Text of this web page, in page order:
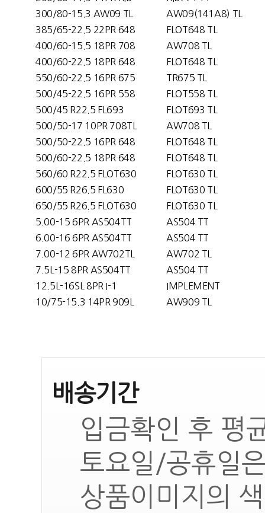
300/80-15.3 AW09 TL
AW09(141A8) TL
385/65-22.5 22PR 648
FLOT648 TL
400/60-15.5 18PR 708
AW708 TL
400/60-22.5 18PR 648
FLOT648 TL
550/60-22.5 16PR 675
TR675 TL
500/45-22.5 16PR 558
FLOT558 TL
500/45 R22.5 FL693
FLOT693 TL
500/50-17 10PR 708TL
AW708 TL
500/50-22.5 16PR 648
FLOT648 TL
500/60-22.5 18PR 648
FLOT648 TL
560/60 R22.5 FLOT630
FLOT630 TL
600/55 R26.5 FL630
FLOT630 TL
650/55 R26.5 FLOT630
FLOT630 TL
5.00-15 6PR AS504TT
AS504 TT
6.00-16 6PR AS504TT
AS504 TT
7.00-12 6PR AW702TL
AW702 TL
7.5L-15 8PR AS504TT
AS504 TT
12.5L-16SL 8PR I-1
IMPLEMENT
10/75-15.3 14PR 909L
AW909 TL
배송기간
입금확인 후 평
토요일/공휴일
상품이미지의